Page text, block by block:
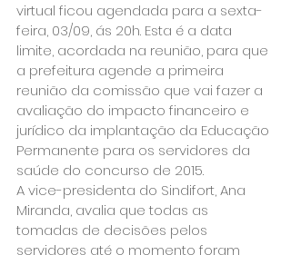
virtual ficou agendada para a sexta-
feira, 03/09, ás 20h. Esta é a data
limite, acordada na reunião, para que
a prefeitura agende a primeira
reunião da comissão que vai fazer a
avaliação do impacto financeiro e
jurídico da implantação da Educação
Permanente para os servidores da
saúde do concurso de 2015.
A vice-presidenta do Sindifort, Ana
Miranda, avalia que todas as
tomadas de decisões pelos
servidores até o momento foram